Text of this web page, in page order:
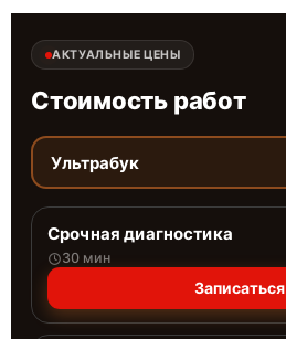
АКТУАЛЬНЫЕ ЦЕНЫ
Стоимость работ
Ультрабук
Срочная диагностика
30 мин
Записаться